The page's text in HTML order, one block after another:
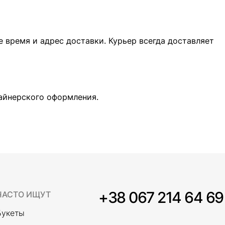
и адрес доставки. Курьер всегда доставляет
оформления.
ИЩУТ
+38 067 214 64 69